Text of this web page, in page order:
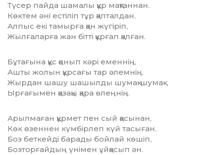
Түсер пайда шамалы құр мақтаннан.
Көктем әні естіліп тұр қапталдан.
Алпыс екі тамырға қан жүгіріп,
Жылғаларға жан бітті құрғап қалған.
Бұтағына құс қонып кәрі еменнің,
Ашты жолын құрсағы тар әлемнің.
Жырдан шашу шашылды шумақ-шумақ
Ырғағымен қазақы қара өлеңнің.
Арылмаған құрмет пен сый қасынан,
Көк өзеннен күмбірлеп күй тасыған.
Боз беткейді барады бойлай көшіп,
Бозторғайдың үнімен ұйқасып ән.